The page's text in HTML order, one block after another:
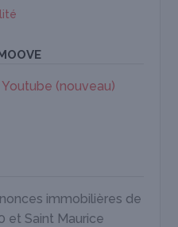
(nouveau)
immobilières de
et Saint Maurice